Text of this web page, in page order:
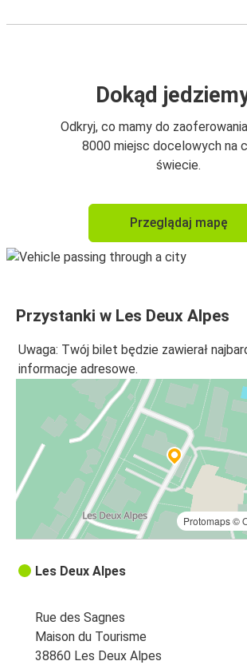
Dokąd
Odkryj, co mamy do
8000 miejsc docelowych na
świecie.
Przeglądaj mapę
Przystanki w Les Deux Alpes
Uwaga: Twój bilet będzie zawierał
informacje adresowe.
Protomaps©
Les Deux Alpes
Rue des Sagnes
Maison du Tourisme
38860 Les Deux Alpes